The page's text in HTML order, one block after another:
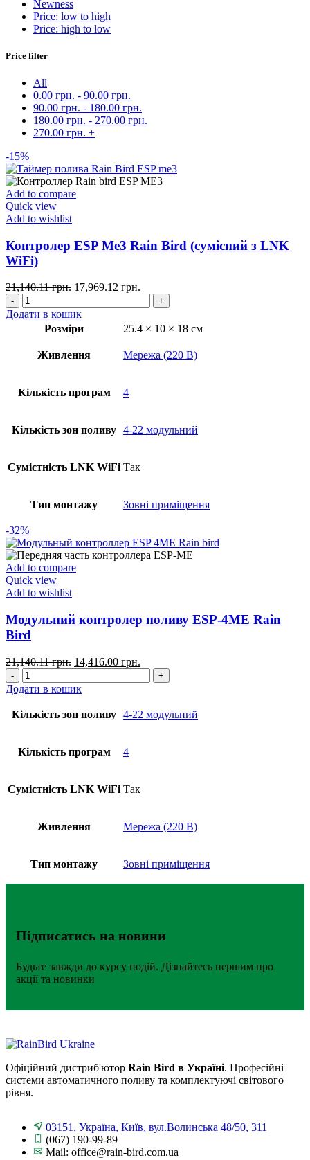
Newness
Price: low to high
Price: high to low
Price filter
All
0.00 грн. - 90.00 грн.
90.00 грн. - 180.00 грн.
180.00 грн. - 270.00 грн.
270.00 грн. +
-15%
Add to compare
Quick view
Add to wishlist
Контролер ESP Me3 Rain Bird (сумісний з LNK
WiFi)
21,140.11грн. 17,969.12 грн.
Додати в кошик
Розміри
25.4 × 10 × 18 см
Живлення Мережа (220 В)
Кількість програм 4
Кількість зон поливу 4-22 модульний
Сумістність LNK WiFi Так
Тип монтажу Зовні приміщення
-32%
Add to compare
Quick view
Add to wishlist
Модульний контролер поливу ESP-4ME Rain
Bird
21,140.11грн. 14,416.00 грн.
Додати в кошик
Кількість зон поливу 4-22 модульний
Кількість програм 4
Сумістність LNK WiFi Так
Живлення Мережа (220 В)
Тип монтажу Зовні приміщення
Підписатись на новини
Будьте завжди до курсу подій. Дізнайтесь першим про
акції та новинки
Офіційний дистриб'ютор Rain Bird в Україні. Професійні
системи автоматичного поливу та комплектуючі світового
рівня.
03151, Україна, Київ, вул.Волинська 48/50, 311
(067) 190-99-89
Mail: office@rain-bird.com.ua